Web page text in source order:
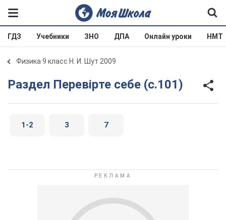
ГДЗ Учебники ЗНО ДПА Онлайн уроки НМТ
Физика 9 класс Н. И. Шут 2009
Раздел Перевірте себе (с.101)
1-2 3 7